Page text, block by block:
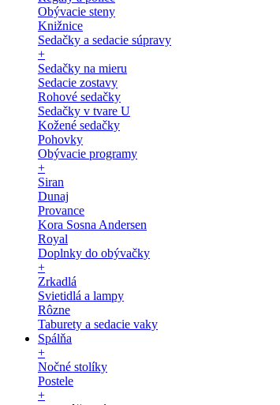
Obývacie steny
Knižnice
Sedačky a sedacie súpravy
+
Sedačky na mieru
Sedacie zostavy
Rohové sedačky
Sedačky v tvare U
Kožené sedačky
Pohovky
Obývacie programy
+
Siran
Dunaj
Provance
Kora Sosna Andersen
Royal
Doplnky do obývačky
+
Zrkadlá
Svietidlá a lampy
Rôzne
Taburety a sedacie vaky
Spálňa
+
Nočné stolíky
Postele
+